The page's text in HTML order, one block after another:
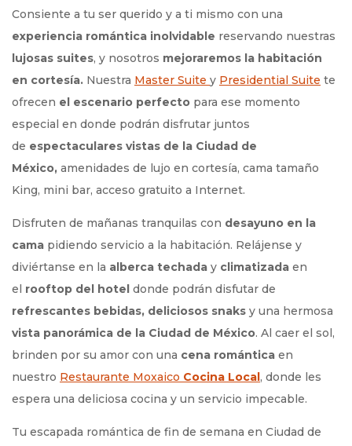
Consiente a tu ser querido y a ti mismo con una
experiencia romántica inolvidable reservando nuestras
lujosas suites, y nosotros mejoraremos la habitación
en cortesía. Nuestra Master Suite y Presidential Suite te
ofrecen el escenario perfecto para ese momento
especial en donde podrán disfrutar juntos
de espectaculares vistas de la Ciudad de
México, amenidades de lujo en cortesía, cama tamaño
King, mini bar, acceso gratuito a Internet.
Disfruten de mañanas tranquilas con desayuno en la
cama pidiendo servicio a la habitación. Relájense y
diviértanse en la alberca techada y climatizada en
el rooftop del hotel donde podrán disfutar de
refrescantes bebidas, deliciosos snaks y una hermosa
vista panorámica de la Ciudad de México. Al caer el sol,
brinden por su amor con una cena romántica en
nuestro Restaurante Moxaico Cocina Local, donde les
espera una deliciosa cocina y un servicio impecable.
Tu escapada romántica de fin de semana en Ciudad de